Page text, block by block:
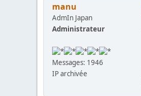
manu
AdmIn Japan
Administrateur
Messages: 1946
IP archivée